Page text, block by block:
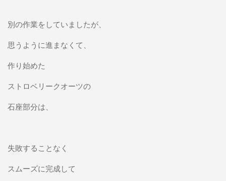
別の作業をしていましたが、
思うように進まなくて、
作り始めた
ストロベリークオーツの
石座部分は、
失敗することなく
スムーズに完成して